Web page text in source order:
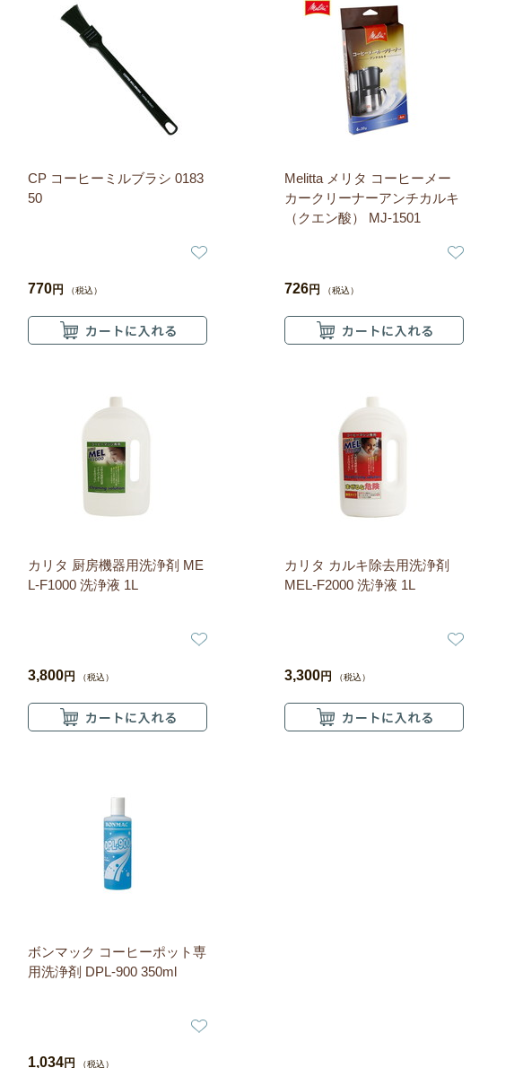
CP コーヒーミルブラシ 0183
50
770円 （税込）
Melitta メリタ コーヒーメー
カークリーナーアンチカルキ
（クエン酸） MJ-1501
726円 （税込）
カリタ 厨房機器用洗浄剤 ME
L-F1000 洗浄液 1L
3,800円 （税込）
カリタ カルキ除去用洗浄剤
MEL-F2000 洗浄液 1L
3,300円 （税込）
ボンマック コーヒーポット専
用洗浄剤 DPL-900 350ml
1,034円 （税込）